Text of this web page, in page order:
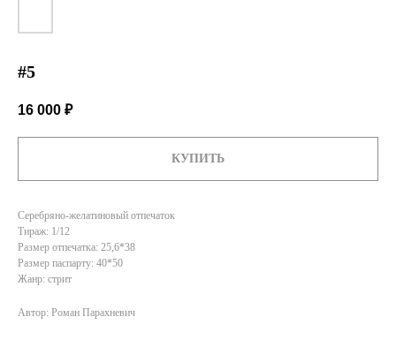
#5
16 000 ₽
КУПИТЬ
Серебряно-желатиновый отпечаток
Тираж: 1/12
Размер отпечатка: 25,6*38
Размер паспарту: 40*50
Жанр: стрит
Автор: Роман Парахневич